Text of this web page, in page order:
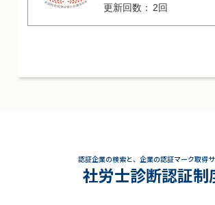
2回
認証企業の検索と、企業の認証マーク取得
社労士診断認証制